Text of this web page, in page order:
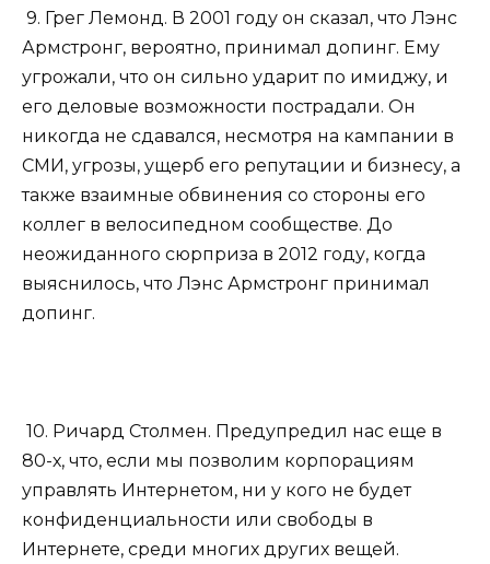
9. Грег Лемонд. В 2001 году он сказал, что Лэнс
Армстронг, вероятно, принимал допинг. Ему
угрожали, что он сильно ударит по имиджу, и
его деловые возможности пострадали. Он
никогда не сдавался, несмотря на кампании в
СМИ, угрозы, ущерб его репутации и бизнесу, а
также взаимные обвинения со стороны его
коллег в велосипедном сообществе. До
неожиданного сюрприза в 2012 году, когда
выяснилось, что Лэнс Армстронг принимал
допинг.
10. Ричард Столмен. Предупредил нас еще в
80-х, что, если мы позволим корпорациям
управлять Интернетом, ни у кого не будет
конфиденциальности или свободы в
Интернете, среди многих других вещей.